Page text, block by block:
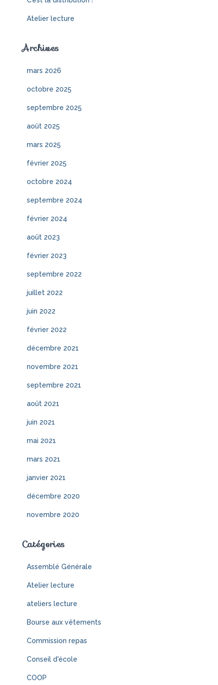
Atelier lecture
Archives
mars 2026
octobre 2025
septembre 2025
août 2025
mars 2025
février 2025
octobre 2024
septembre 2024
février 2024
août 2023
février 2023
septembre 2022
juillet 2022
juin 2022
février 2022
décembre 2021
novembre 2021
septembre 2021
août 2021
juin 2021
mai 2021
mars 2021
janvier 2021
décembre 2020
novembre 2020
Catégories
Assemblé Générale
Atelier lecture
ateliers lecture
Bourse aux vêtements
Commission repas
Conseil d'école
COOP